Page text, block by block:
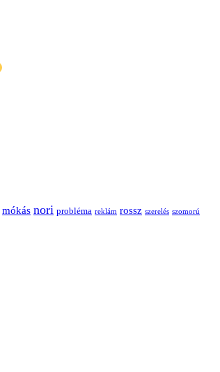
mókás nori probléma reklám rossz szerelés szomorú